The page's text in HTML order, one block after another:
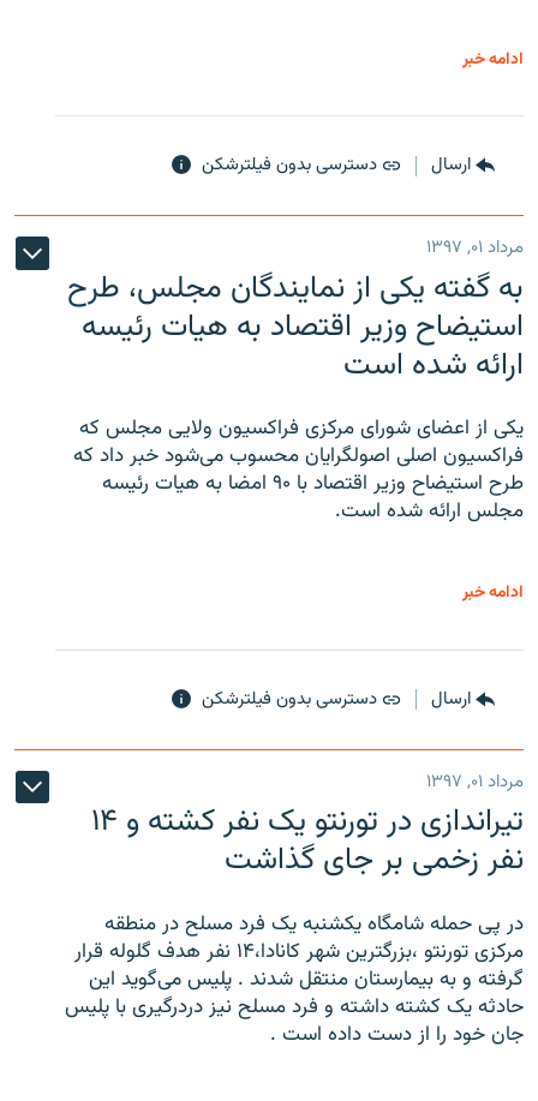
ادامه خبر
ارسال دسترسی بدون فیلترشکن
مرداد ۰۱, ۱۳۹۷
به گفته یکی از نمایندگان مجلس، طرح
استیضاح وزیر اقتصاد به هیات رئیسه
ارائه شده است
یکی از اعضای شورای مرکزی فراکسیون ولایی مجلس که
فراکسیون اصلی اصولگرایان محسوب می‌شود خبر داد که
طرح استیضاح وزیر اقتصاد با ۹۰ امضا به هیات رئیسه
مجلس ارائه شده است.
ادامه خبر
ارسال دسترسی بدون فیلترشکن
مرداد ۰۱, ۱۳۹۷
تیراندازی در تورنتو یک نفر کشته و ۱۴
نفر زخمی بر جای گذاشت
در پی حمله شامگاه یکشنبه یک فرد مسلح در منطقه
مرکزی تورنتو ،‌بزرگترین شهر کانادا،۱۴ نفر هدف گلوله قرار
گرفته و به بیمارستان منتقل شدند . پلیس می‌گوید این
حادثه یک کشته داشته و فرد مسلح نیز دردرگیری با پلیس
جان خود را از دست داده است .